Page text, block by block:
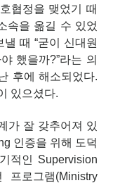
협정을 맺었기 때
속을 옮길 수 있었
때 “굳이 신대원
했을까?”라는 의
후에 해소되었다.
있으셨다.
가 잘 갖추어져 있
인증을 위해 도덕
적인 Supervision
로그램(Ministry